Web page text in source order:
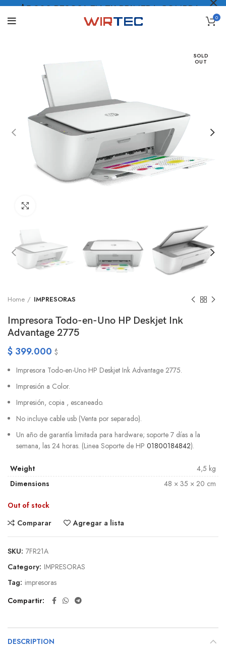
0
SOLD
OUT
Home IMPRESORAS
Impresora Todo-en-Uno HP Deskjet Ink
Advantage 2775
$ 399.000 $
Impresora Todo-en-Uno HP Deskjet Ink Advantage 2775.
Impresión a Color.
Impresión, copia , escaneado.
No incluye cable usb (Venta por separado).
Un año de garantía limitada para hardware; soporte 7 días a la
semana, las 24 horas. (Linea Soporte de HP 01800184842).
Weight
4,5 kg
Dimensions
48 × 35 × 20 cm
Out of stock
Comparar
Agregar a lista
SKU: 7FR21A
Category: IMPRESORAS
Tag: impresoras
Compartir
DESCRIPTION
$5.000 PESOS* EN TU PRIMERA COMPRA